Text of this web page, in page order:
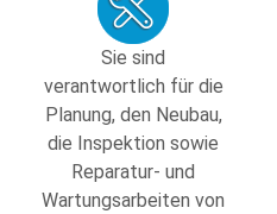
(ELEKTRONIKER /
Sie sind
verantwortlich für die
Planung, den Neubau,
die Inspektion sowie
Reparatur- und
Wartungsarbeiten von